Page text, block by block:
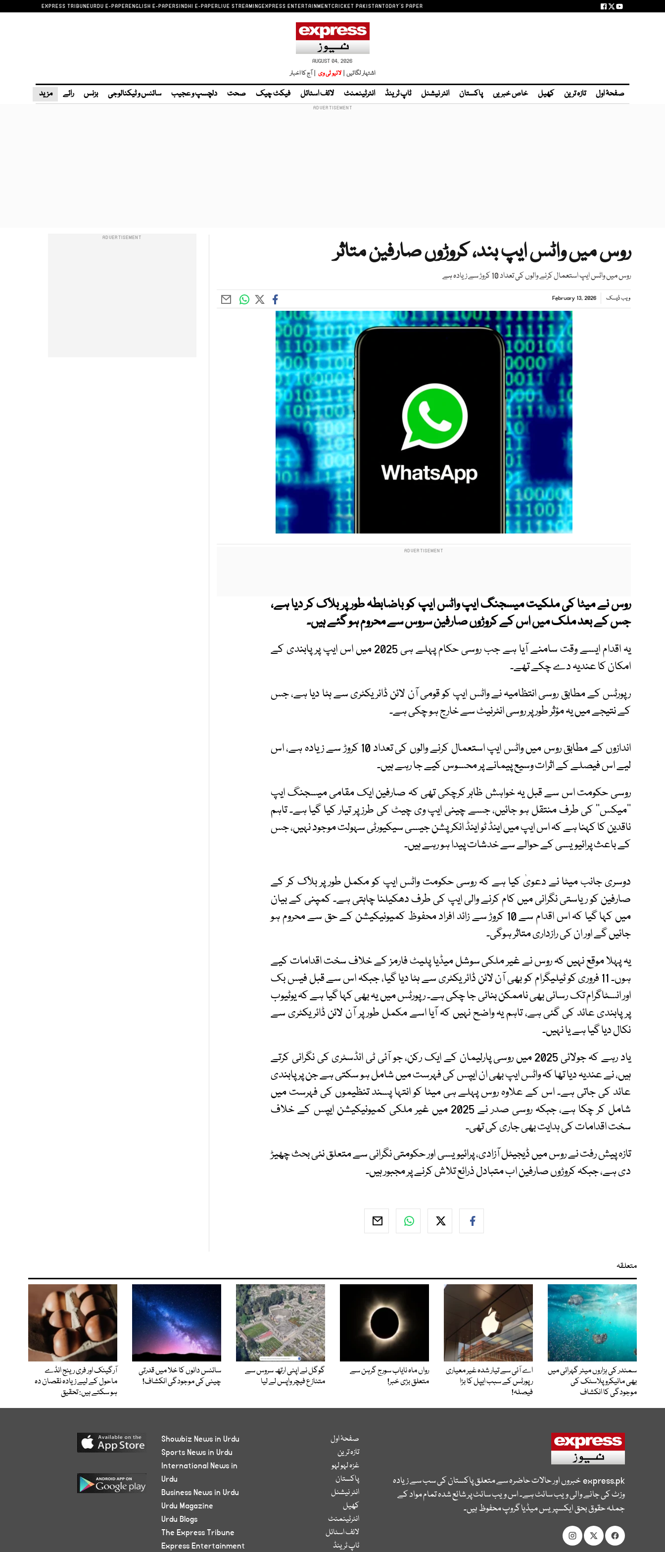
EXPRESS TRIBUNEURDU E-PAPERENGLISH E-PAPERSINDHI E-PAPERLIVE STREAMINGEXPRESS ENTERTAINMENTCRICKET PAKISTANTODAY'S PAPER
AUGUST 04, 2026
اشتہار لگائیں | لائیو ٹی وی | آج کا اخبار
صفحۂ اول تازہ ترین کھیل خاص خبریں پاکستان انٹر نیشنل ٹاپ ٹرینڈ انٹرٹینمنٹ لائف اسٹائل فیکٹ چیک صحت دلچسپ و عجیب سائنس و ٹیکنالوجی بزنس رائے مزید
روس میں واٹس ایپ بند، کروڑوں صارفین متاثر
روس میں واٹس ایپ استعمال کرنے والوں کی تعداد 10 کروڑ سے زیادہ ہے
ویب ڈیسک February 13, 2026
روس نے میٹا کی ملکیت میسجنگ ایپ واٹس ایپ کو باضابطہ طور پر بلاک کر دیا ہے،
جس کے بعد ملک میں اس کے کروڑوں صارفین سروس سے محروم ہو گئے ہیں۔
یہ اقدام ایسے وقت سامنے آیا ہے جب روسی حکام پہلے ہی 2025 میں اس ایپ پر پابندی کے
امکان کا عندیہ دے چکے تھے۔
رپورٹس کے مطابق روسی انتظامیہ نے واٹس ایپ کو قومی آن لائن ڈائریکٹری سے ہٹا دیا ہے، جس
کے نتیجے میں یہ مؤثر طور پر روسی انٹرنیٹ سے خارج ہو چکی ہے۔
اندازوں کے مطابق روس میں واٹس ایپ استعمال کرنے والوں کی تعداد 10 کروڑ سے زیادہ ہے، اس
لیے اس فیصلے کے اثرات وسیع پیمانے پر محسوس کیے جا رہے ہیں۔
روسی حکومت اس سے قبل یہ خواہش ظاہر کرچکی تھی کہ صارفین ایک مقامی میسجنگ ایپ
’’میکس‘‘ کی طرف منتقل ہو جائیں، جسے چینی ایپ وی چیٹ کی طرز پر تیار کیا گیا ہے۔ تاہم
ناقدین کا کہنا ہے کہ اس ایپ میں اینڈ ٹو اینڈ انکرپشن جیسی سیکیورٹی سہولت موجود نہیں، جس
کے باعث پرائیویسی کے حوالے سے خدشات پیدا ہو رہے ہیں۔
دوسری جانب میٹا نے دعویٰ کیا ہے کہ روسی حکومت واٹس ایپ کو مکمل طور پر بلاک کر کے
صارفین کو ریاستی نگرانی میں کام کرنے والی ایپ کی طرف دھکیلنا چاہتی ہے۔ کمپنی کے بیان
میں کہا گیا کہ اس اقدام سے 10 کروڑ سے زائد افراد محفوظ کمیونیکیشن کے حق سے محروم ہو
جائیں گے اور ان کی رازداری متاثر ہوگی۔
یہ پہلا موقع نہیں کہ روس نے غیر ملکی سوشل میڈیا پلیٹ فارمز کے خلاف سخت اقدامات کیے
ہوں۔ 11 فروری کو ٹیلیگرام کو بھی آن لائن ڈائریکٹری سے ہٹا دیا گیا، جبکہ اس سے قبل فیس بک
اور انسٹاگرام تک رسائی بھی ناممکن بنائی جا چکی ہے۔ رپورٹس میں یہ بھی کہا گیا ہے کہ یوٹیوب
پر پابندی عائد کی گئی ہے، تاہم یہ واضح نہیں کہ آیا اسے مکمل طور پر آن لائن ڈائریکٹری سے
نکال دیا گیا ہے یا نہیں۔
یاد رہے کہ جولائی 2025 میں روسی پارلیمان کے ایک رکن، جو آئی ٹی انڈسٹری کی نگرانی کرتے
ہیں، نے عندیہ دیا تھا کہ واٹس ایپ بھی ان ایپس کی فہرست میں شامل ہو سکتی ہے جن پر پابندی
عائد کی جاتی ہے۔ اس کے علاوہ روس پہلے ہی میٹا کو انتہا پسند تنظیموں کی فہرست میں
شامل کر چکا ہے، جبکہ روسی صدر نے 2025 میں غیر ملکی کمیونیکیشن ایپس کے خلاف
سخت اقدامات کی ہدایت بھی جاری کی تھی۔
تازہ پیش رفت نے روس میں ڈیجیٹل آزادی، پرائیویسی اور حکومتی نگرانی سے متعلق نئی بحث چھیڑ
دی ہے، جبکہ کروڑوں صارفین اب متبادل ذرائع تلاش کرنے پر مجبور ہیں۔
متعلقہ
سمندر کی ہزاروں میٹر گہرائی میں
بھی مائیکرو پلاسٹک کی
موجودگی کا انکشاف
اے آئی سے تیار شدہ غیر معیاری
رپورٹس کے سبب ایپل کا بڑا
فیصلہ!
رواں ماہ نایاب سورج گرہن سے
متعلق بڑی خبر!
گوگل نے اپنی ارتھ سروس سے
متنازع فیچر واپس لے لیا
سائنس دانوں کا خلا میں قدرتی
چینی کی موجودگی انکشاف!
آرگینک اور فری رینج انڈے
ماحول کے لیے زیادہ نقصان دہ
ہو سکتے ہیں: تحقیق
express.pkخبروں اور حالات حاضرہ سے متعلق پاکستان کی سب سے زیادہ
وزٹ کی جانے والی ویب سائٹ ہے۔ اس ویب سائٹ پر شائع شدہ تمام مواد کے
جملہ حقوق بحق ایکسپریس میڈیا گروپ محفوظ ہیں۔
صفحۂ اول
تازہ ترین
غزہ لہو لہو
پاکستان
انٹر نیشنل
کھیل
انٹرٹینمنٹ
لائف اسٹائل
ٹاپ ٹرینڈ
Showbiz News in Urdu
Sports News in Urdu
International News in
Urdu
Business News in Urdu
Urdu Magazine
Urdu Blogs
The Express Tribune
Express Entertainment